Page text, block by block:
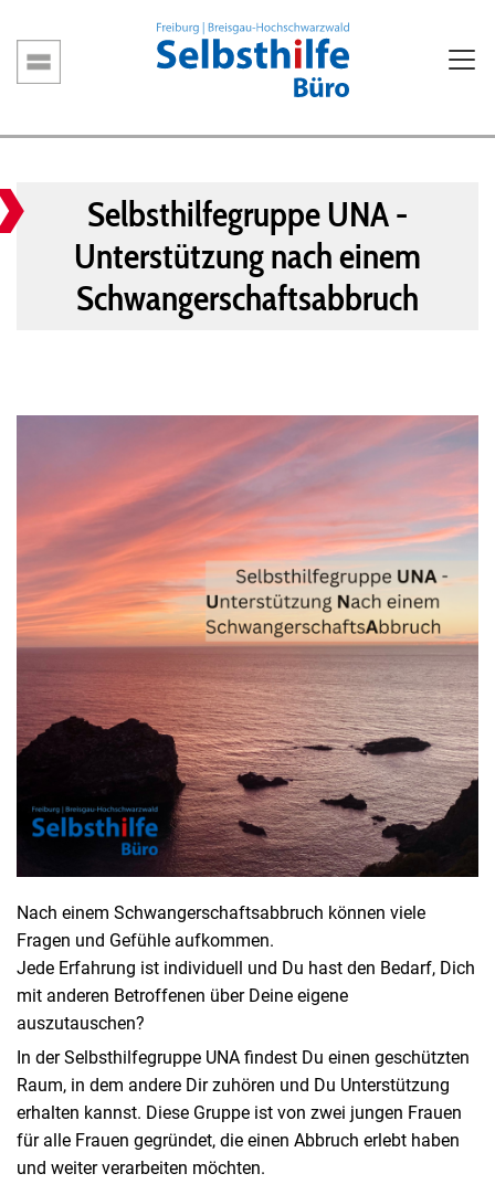
zum
Inhalt
Hauptnavigation
Selbsthilfegruppe UNA -
Unterstützung nach einem
Schwangerschaftsabbruch
Nach einem Schwangerschaftsabbruch können viele
Fragen und Gefühle aufkommen.
Jede Erfahrung ist individuell und Du hast den Bedarf, Dich
mit anderen Betroffenen über Deine eigene
auszutauschen?
In der Selbsthilfegruppe UNA findest Du einen geschützten
Raum, in dem andere Dir zuhören und Du Unterstützung
erhalten kannst. Diese Gruppe ist von zwei jungen Frauen
für alle Frauen gegründet, die einen Abbruch erlebt haben
und weiter verarbeiten möchten.